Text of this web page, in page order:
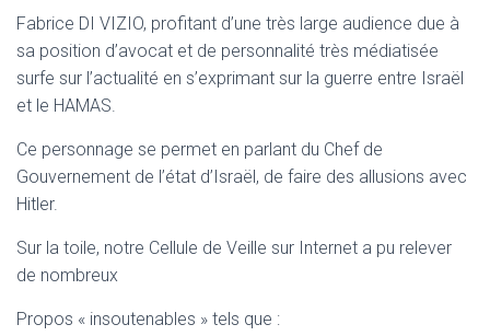
Fabrice DI VIZIO, profitant d’une très large audience due à
sa position d’avocat et de personnalité très médiatisée
surfe sur l’actualité en s’exprimant sur la guerre entre Israël
et le HAMAS.
Ce personnage se permet en parlant du Chef de
Gouvernement de l’état d’Israël, de faire des allusions avec
Hitler.
Sur la toile, notre Cellule de Veille sur Internet a pu relever
de nombreux
Propos « insoutenables » tels que :